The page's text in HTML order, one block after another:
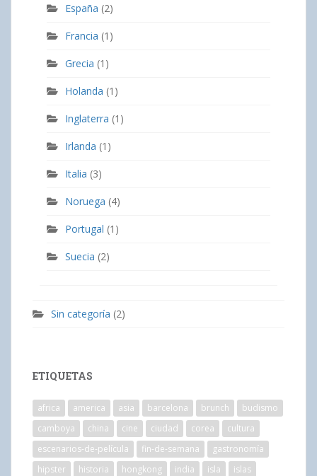
España (2)
Francia (1)
Grecia (1)
Holanda (1)
Inglaterra (1)
Irlanda (1)
Italia (3)
Noruega (4)
Portugal (1)
Suecia (2)
Sin categoría (2)
ETIQUETAS
africa america asia barcelona brunch
budismo
camboya
china cine ciudad corea
cultura
escenarios-de-película
fin-de-semana
gastronomía
hipster
historia hongkong india isla
islas